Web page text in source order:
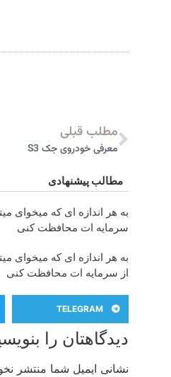
مطلب قبلی
معرفی خودروی جک S3
مطالب پیشنهادی
به هر اندازه ای که میخوای
سرمایه ات محافظت کنی
به هر اندازه ای که میخوای
از سرمایه ات محافظت کنی
TELEGRAM
دیدگاهتان را
نشانی ایمیل شما منتشر